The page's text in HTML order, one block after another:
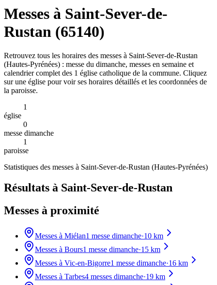
Messes à Saint-Sever-de-
Rustan (65140)
Retrouvez tous les horaires des messes à Saint-Sever-de-Rustan
(Hautes-Pyrénées) : messe du dimanche, messes en semaine et
calendrier complet des 1 église catholique de la commune. Cliquez
sur une église pour voir ses horaires détaillés et les coordonnées de
la paroisse.
1
église
0
messe dimanche
1
paroisse
Statistiques des messes à Saint-Sever-de-Rustan (Hautes-Pyrénées)
Résultats à Saint-Sever-de-Rustan
Messes à proximité
Messes à Miélan1 messe dimanche·10 km
Messes à Bours1 messe dimanche·15 km
Messes à Vic-en-Bigorre1 messe dimanche·16 km
Messes à Tarbes4 messes dimanche·19 km